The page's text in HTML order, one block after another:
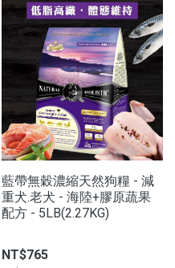
藍帶無穀濃縮天然狗糧 - 減
重犬.老犬 - 海陸+膠原蔬果
配方 - 5LB(2.27KG)
NT$765